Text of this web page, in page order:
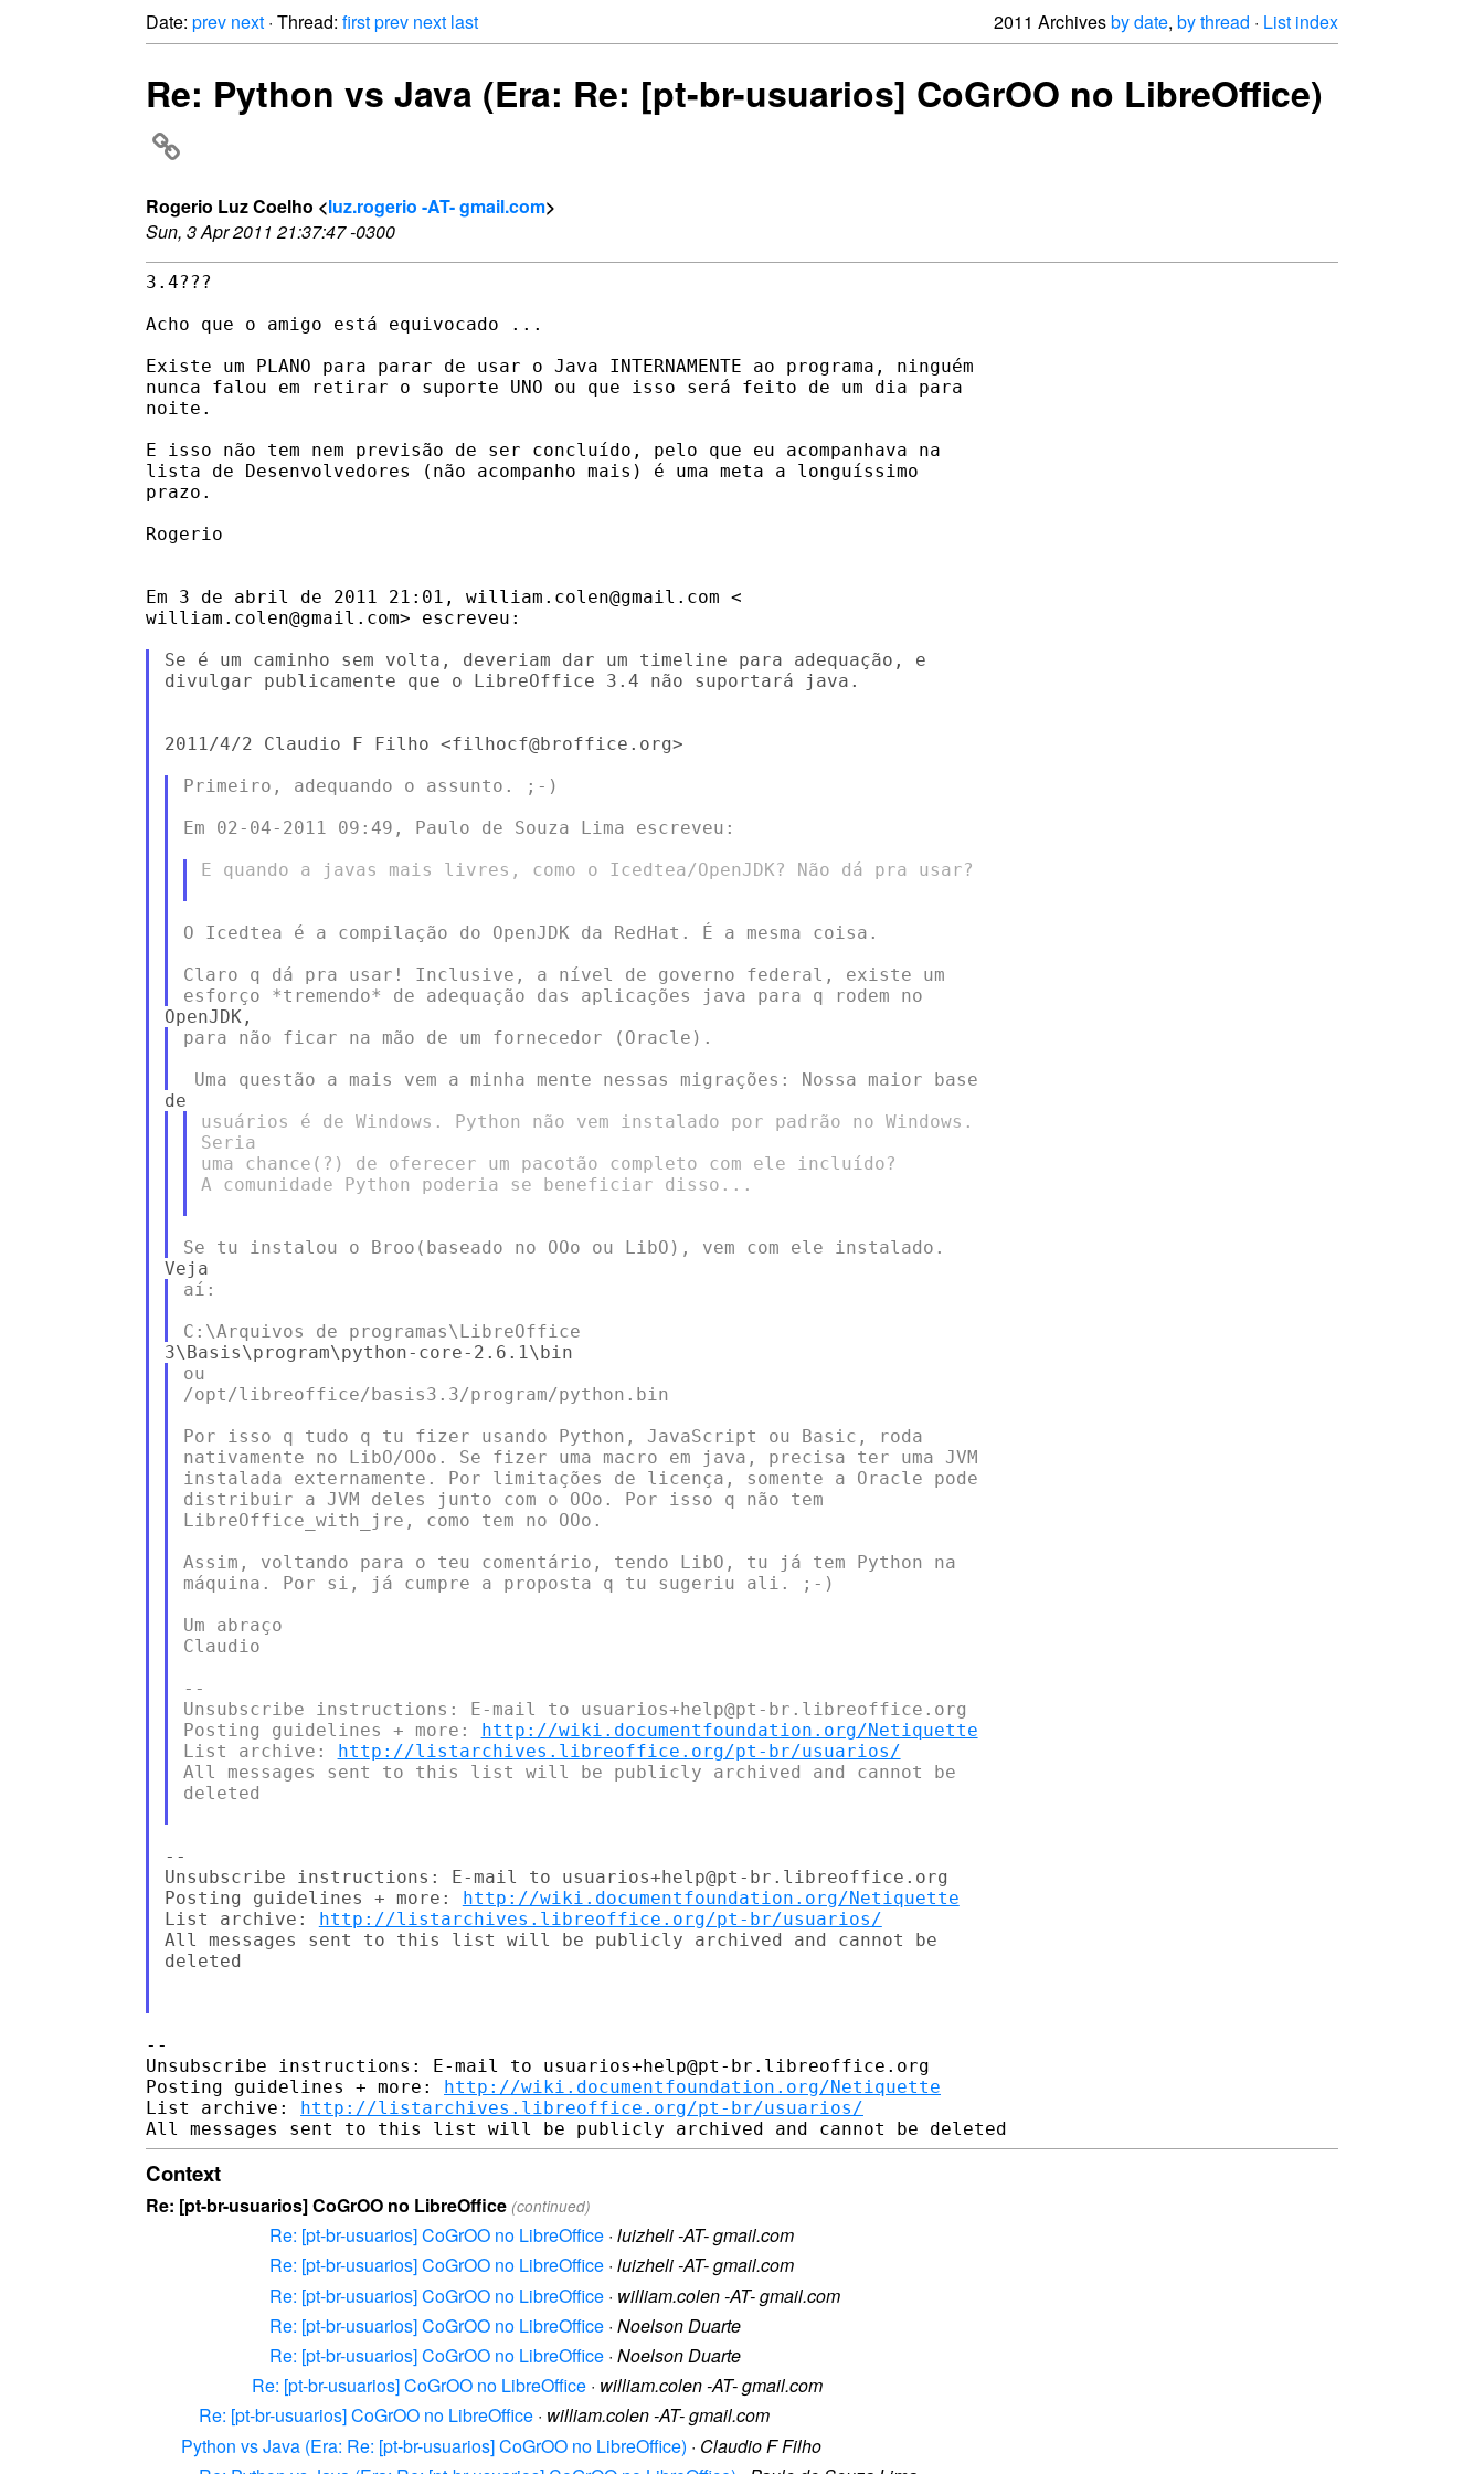
Date: prev next · Thread: firstprev next last 2011 Archivesby date, by thread · List index
Re: Python vs Java (Era: Re: [pt-br-usuarios] CoGrOO no LibreOffice)
Rogerio Luz Coelho <luz.rogerio -AT- gmail.com>
Sun, 3 Apr 2011 21:37:47 -0300
3.4???
Acho que o amigo está equivocado ...
Existe um PLANO para parar de usar o Java INTERNAMENTE ao programa, ninguém
nunca falou em retirar o suporte UNO ou que isso será feito de um dia para
noite.
E isso não tem nem previsão de ser concluído, pelo que eu acompanhava na
lista de Desenvolvedores (não acompanho mais) é uma meta a longuíssimo
prazo.
Rogerio
Em 3 de abril de 2011 21:01, william.colen@gmail.com <
william.colen@gmail.com> escreveu:
Se é um caminho sem volta, deveriam dar um timeline para adequação, e
divulgar publicamente que o LibreOffice 3.4 não suportará java.
2011/4/2 Claudio F Filho <filhocf@broffice.org>
Primeiro, adequando o assunto. ;-)
Em 02-04-2011 09:49, Paulo de Souza Lima escreveu:
E quando a javas mais livres, como o Icedtea/OpenJDK? Não dá pra usar?
O Icedtea é a compilação do OpenJDK da RedHat. É a mesma coisa.
Claro q dá pra usar! Inclusive, a nível de governo federal, existe um
para não ficar na mão de um fornecedor (Oracle).
usuários é de Windows. Python não vem instalado por padrão no Windows.
Seria
uma chance(?) de oferecer um pacotão completo com ele incluído?
A comunidade Python poderia se beneficiar disso...
aí:
ou
/opt/libreoffice/basis3.3/program/python.bin
Por isso q tudo q tu fizer usando Python, JavaScript ou Basic, roda
nativamente no LibO/OOo. Se fizer uma macro em java, precisa ter uma JVM
instalada externamente. Por limitações de licença, somente a Oracle pode
distribuir a JVM deles junto com o OOo. Por isso q não tem
LibreOffice_with_jre, como tem no OOo.
Assim, voltando para o teu comentário, tendo LibO, tu já tem Python na
máquina. Por si, já cumpre a proposta q tu sugeriu ali. ;-)
Um abraço
Claudio
--
Unsubscribe instructions: E-mail to usuarios+help@pt-br.libreoffice.org
Posting guidelines + more: http://wiki.documentfoundation.org/Netiquette
List archive: http://listarchives.libreoffice.org/pt-br/usuarios/
All messages sent to this list will be publicly archived and cannot be
deleted
--
Unsubscribe instructions: E-mail to usuarios+help@pt-br.libreoffice.org
Posting guidelines + more: http://wiki.documentfoundation.org/Netiquette
List archive: http://listarchives.libreoffice.org/pt-br/usuarios/
All messages sent to this list will be publicly archived and cannot be
deleted
--
Unsubscribe instructions: E-mail to usuarios+help@pt-br.libreoffice.org
Posting guidelines + more: http://wiki.documentfoundation.org/Netiquette
List archive: http://listarchives.libreoffice.org/pt-br/usuarios/
Context
Re: [pt-br-usuarios] CoGrOO no LibreOffice (continued)
Re: [pt-br-usuarios] CoGrOO no LibreOffice · luizheli -AT- gmail.com
Re: [pt-br-usuarios] CoGrOO no LibreOffice · luizheli -AT- gmail.com
Re: [pt-br-usuarios] CoGrOO no LibreOffice · william.colen -AT- gmail.com
Re: [pt-br-usuarios] CoGrOO no LibreOffice · Noelson Duarte
Re: [pt-br-usuarios] CoGrOO no LibreOffice · Noelson Duarte
Re: [pt-br-usuarios] CoGrOO no LibreOffice · william.colen -AT- gmail.com
Re: [pt-br-usuarios] CoGrOO no LibreOffice · william.colen -AT- gmail.com
Python vs Java (Era: Re: [pt-br-usuarios] CoGrOO no LibreOffice) · Claudio F Filho